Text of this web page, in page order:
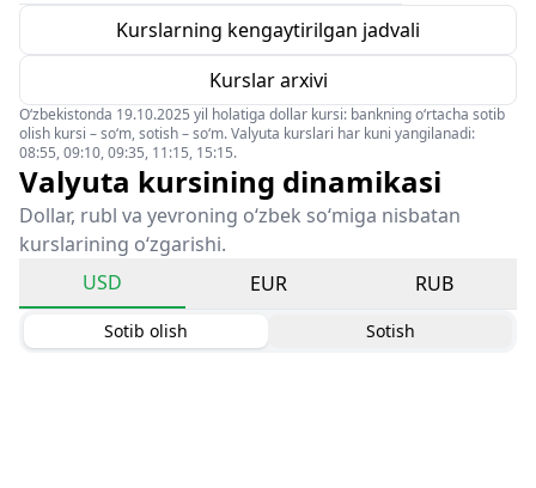
Kurslarning kengaytirilgan jadvali
Kurslar arxivi
O‘zbekistonda 19.10.2025 yil holatiga dollar kursi: bankning o‘rtacha sotib
olish kursi – so‘m, sotish – so‘m. Valyuta kurslari har kuni yangilanadi:
08:55, 09:10, 09:35, 11:15, 15:15.
Valyuta kursining dinamikasi
Dollar, rubl va yevroning o‘zbek so‘miga nisbatan
kurslarining o‘zgarishi.
USD
EUR RUB
Sotib olish Sotish